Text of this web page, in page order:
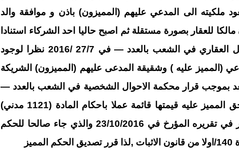
تعود ملكيته الى المدعي عليهم (المميزون) باذن و موافقة والد
للعقار بصورة مستقلة ثم اصبح حاليا احد الشركاء استنادا
الى كتاب مديرية التسجيل العقاري في الشعب بالعدد — في 27/7 /2016 نظرا لوجود
(المميز عليه ) وشقيقة المدعى عليهم (المميزون) الشريكة
بموجب قرار محكمة الاحوال الشخصية في الشعب بالعدد —
في 12/1/2015 لذا يستحق المميز عليه قيمتها قائمة عملا باحكام المادة (1121 مدني)
والتي قدرت بمعرفة خبير في تقريره المؤرخ في 23/10/2016 والذي جاء صالحا للحكم